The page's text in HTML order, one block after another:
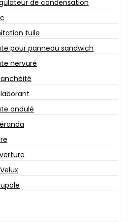
de condensation
tuile
pour panneau sandwich
nervuré
ondulé